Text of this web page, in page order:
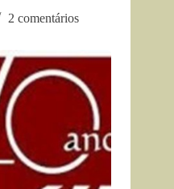
2 comentários